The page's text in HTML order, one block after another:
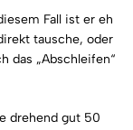
Fall ist er eh
tausche, oder
das „Abschleifen“
drehend gut 50